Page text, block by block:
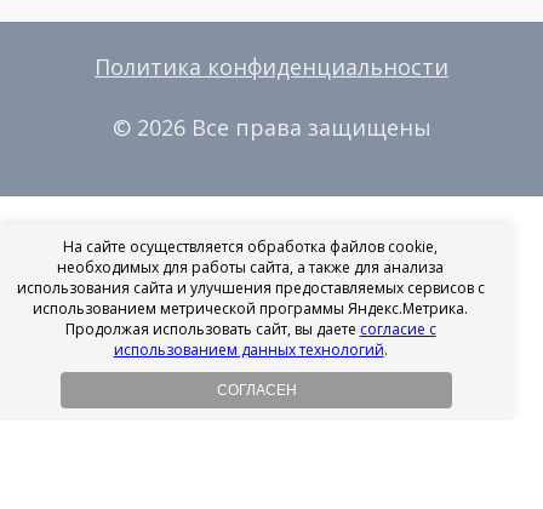
Политика конфиденциальности
© 2026 Все права защищены
На сайте осуществляется обработка файлов cookie,
необходимых для работы сайта, а также для анализа
использования сайта и улучшения предоставляемых сервисов с
использованием метрической программы Яндекс.Метрика.
Продолжая использовать сайт, вы даете согласие с
использованием данных технологий.
СОГЛАСЕН